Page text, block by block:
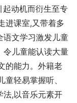
动机而衍生至专
进课室,又带着多
语文学习激发儿童
令儿童能认读大量
的能力。外籍老
轻易掌握听、
法,以音乐元素开